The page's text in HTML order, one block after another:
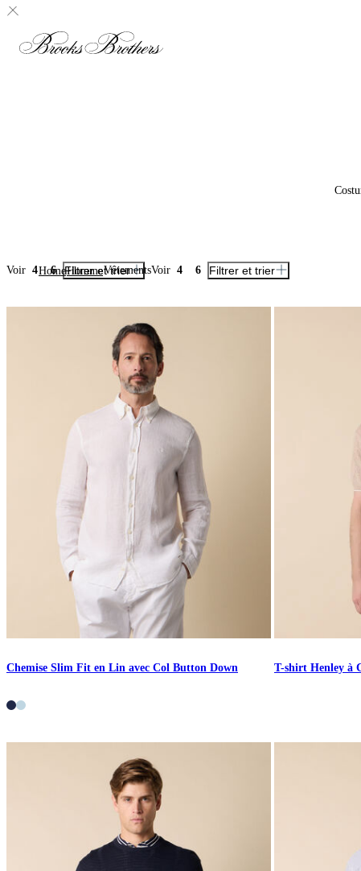
HomeHommeVêtementsVoir 4 6 Filtrer et trier
Voir 4 6 Filtrer et trier
Chemise Slim Fit en Lin avec Col Button Down T-shirt Henley à